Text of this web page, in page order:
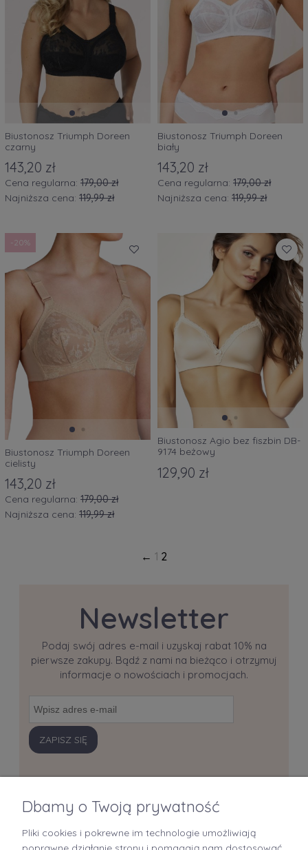
Biustonosz Triumph Doreen
czarny
143,20 zł
Cena regularna: 179,00 zł
Najniższa cena: 119,99 zł
Biustonosz Triumph Doreen
biały
143,20 zł
Cena regularna: 179,00 zł
Najniższa cena: 119,99 zł
Biustonosz Triumph Doreen
cielisty
143,20 zł
Cena regularna: 179,00 zł
Najniższa cena: 119,99 zł
-20%
Biustonosz Agio bez fiszbin DB-
9174 beżowy
129,90 zł
1 2
Newsletter
Podaj swój adres e-mail i uzyskaj rabat 10% na
pierwsze zakupy. Bądź z nami na bieżąco i otrzymuj
informacje o nowościach i promocjach.
ZAPISZ SIĘ
+48 519 712 949
Dbamy o Twoją prywatność
Pliki cookies i pokrewne im technologie umożliwiają